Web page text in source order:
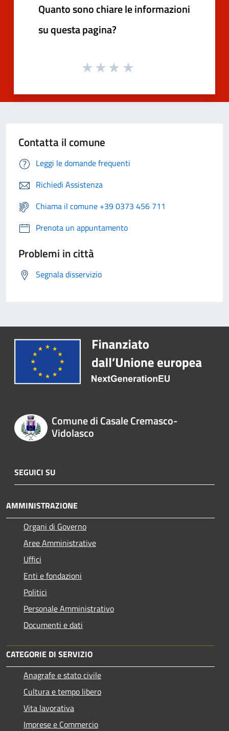
Quanto sono chiare le informazioni
su questa pagina?
Contatta il comune
Leggi le domande frequenti
Richiedi Assistenza
Chiama il comune +39 0373 456 711
Prenota un appuntamento
Problemi in città
Segnala disservizio
Comune di Casale Cremasco-
Vidolasco
SEGUICI SU
AMMINISTRAZIONE
Organi di Governo
Aree Amministrative
Uffici
Enti e fondazioni
Politici
Personale Amministrativo
Documenti e dati
CATEGORIE DI SERVIZIO
Anagrafe e stato civile
Cultura e tempo libero
Vita lavorativa
Imprese e Commercio